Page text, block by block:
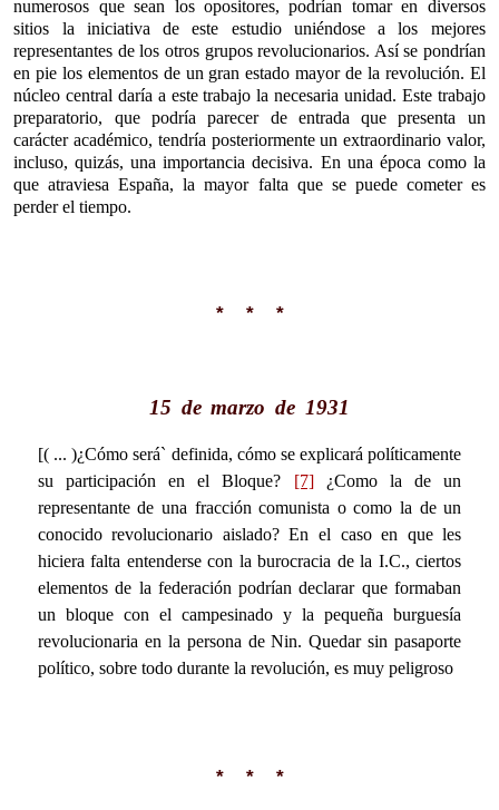
numerosos que sean los opositores, podrían tomar en diversos
sitios la iniciativa de este estudio uniéndose a los mejores
representantes de los otros grupos revolucionarios. Así se pondrían
en pie los elementos de un gran estado mayor de la revolución. El
núcleo central daría a este trabajo la necesaria unidad. Este trabajo
preparatorio, que podría parecer de entrada que presenta un
carácter académico, tendría posteriormente un extraordinario valor,
incluso, quizás, una importancia decisiva. En una época como la
que atraviesa España, la mayor falta que se puede cometer es
perder el tiempo.
* * *
15 de marzo de 1931
[( ... )¿Cómo será` definida, cómo se explicará políticamente
su participación en el Bloque? [7]¿Como la de un
representante de una fracción comunista o como la de un
conocido revolucionario aislado? En el caso en que les
hiciera falta entenderse con la burocracia de la I.C., ciertos
elementos de la federación podrían declarar que formaban
un bloque con el campesinado y la pequeña burguesía
revolucionaria en la persona de Nin. Quedar sin pasaporte
político, sobre todo durante la revolución, es muy peligroso
* * *